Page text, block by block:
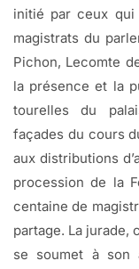
initié par ceux
magistrats du
Pichon, Lecomte
la présence et la
tourelles du
façades du cours
aux distributions
procession de la
centaine de
partage. La jurade,
se soumet à son